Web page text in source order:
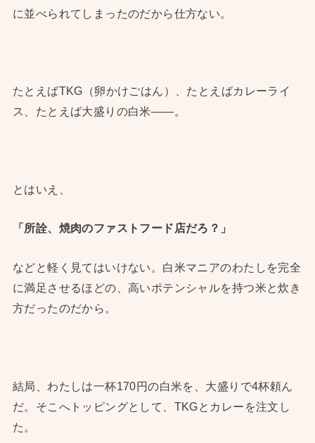
に並べられてしまったのだから仕方ない。
たとえばTKG（卵かけごはん）、たとえばカレーライ
ス、たとえば大盛りの白米――。
とはいえ、
「所詮、焼肉のファストフード店だろ？」
などと軽く見てはいけない。白米マニアのわたしを完全
に満足させるほどの、高いポテンシャルを持つ米と炊き
方だったのだから。
結局、わたしは一杯170円の白米を、大盛りで4杯頼ん
だ。そこへトッピングとして、TKGとカレーを注文し
た。